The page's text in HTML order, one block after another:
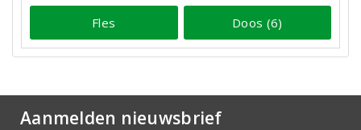
Fles Doos (6)
Aanmelden nieuwsbrief